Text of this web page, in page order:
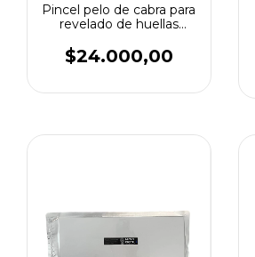
Pincel pelo de cabra para
revelado de huellas
$24.000,00